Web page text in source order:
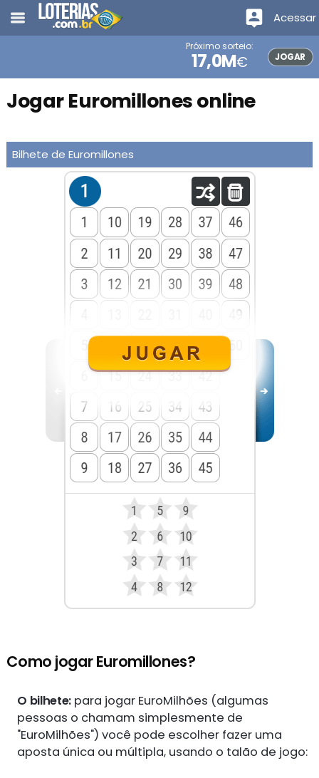
Acessar
Próximo sorteio:
17,0M€ JOGAR
Jogar Euromillones online
Bilhete de Euromillones
Como jogar Euromillones?
O bilhete: para jogar EuroMilhões (algumas
pessoas o chamam simplesmente de
"EuroMilhões") você pode escolher fazer uma
aposta única ou múltipla, usando o talão de jogo: